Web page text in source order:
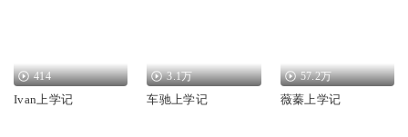
414
Ivan上学记
3.1万
车驰上学记
57.2万
薇蓁上学记